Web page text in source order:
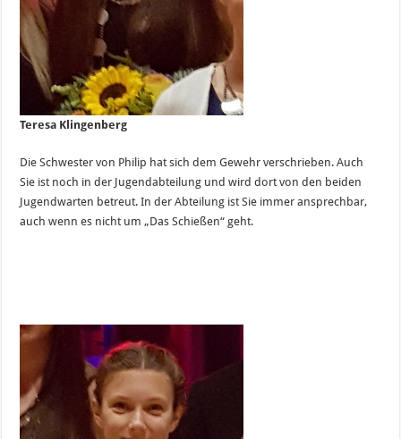
Teresa Klingenberg
Die Schwester von Philip hat sich dem Gewehr verschrieben. Auch
Sie ist noch in der Jugendabteilung und wird dort von den beiden
Jugendwarten betreut. In der Abteilung ist Sie immer ansprechbar,
auch wenn es nicht um „Das Schießen“ geht.